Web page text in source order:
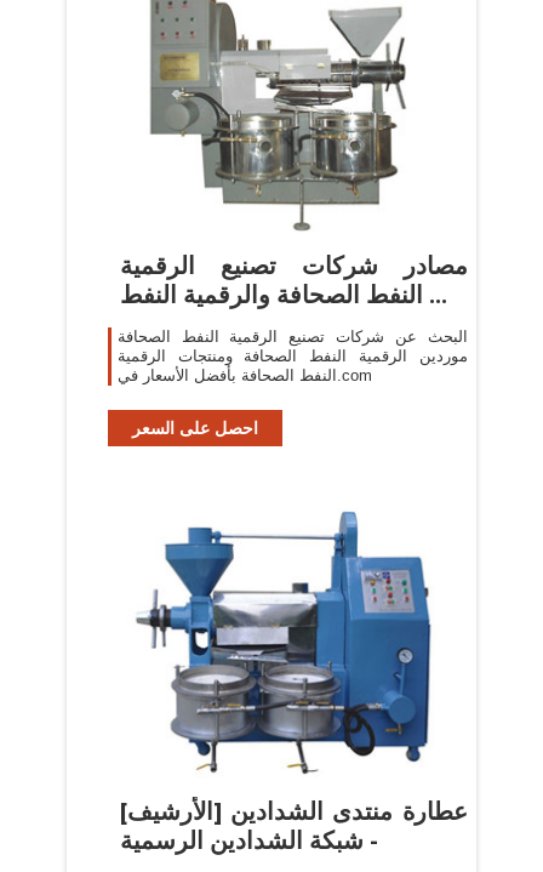
مصادر شركات تصنيع الرقمية
النفط الصحافة والرقمية النفط ...
البحث عن شركات تصنيع الرقمية النفط الصحافة
موردين الرقمية النفط الصحافة ومنتجات الرقمية
النفط الصحافة بأفضل الأسعار في.com
احصل على السعر
عطارة منتدى الشدادين [الأرشيف]
- شبكة الشدادين الرسمية